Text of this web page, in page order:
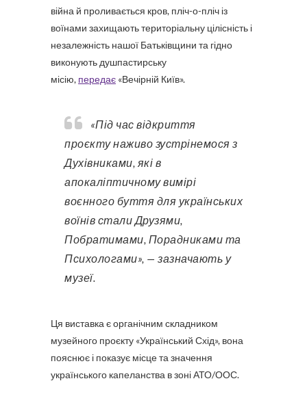
війна й проливається кров, пліч-о-пліч із
воїнами захищають територіальну цілісність і
незалежність нашої Батьківщини та гідно
виконують душпастирську
місію, передає «Вечірній Київ».
«Під час відкриття
проєкту наживо зустрінемося з
Духівниками, які в
апокаліптичному вимірі
воєнного буття для українських
воїнів стали Друзями,
Побратимами, Порадниками та
Психологами», — зазначають у
музеї.
Ця виставка є органічним складником
музейного проєкту «Український Схід», вона
пояснює і показує місце та значення
українського капеланства в зоні АТО/ООС.